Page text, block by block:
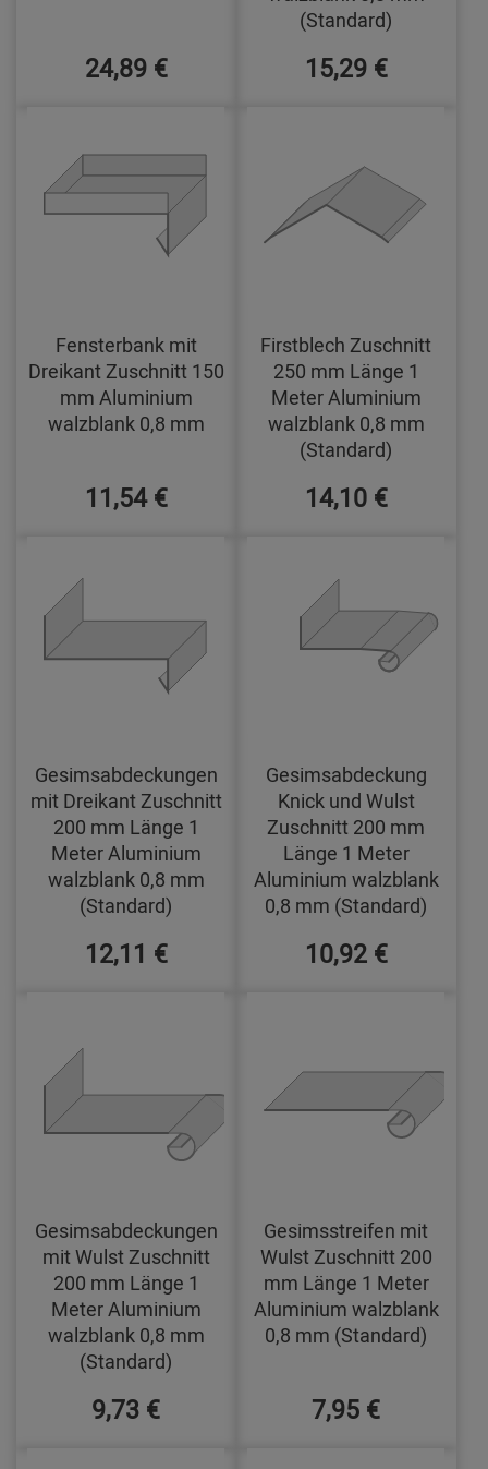
24,89 €
(Standard)
15,29 €
Fensterbank mit
Dreikant Zuschnitt 150
mm Aluminium
walzblank 0,8 mm
11,54 €
Firstblech Zuschnitt
250 mm Länge 1
Meter Aluminium
walzblank 0,8 mm
(Standard)
14,10 €
Gesimsabdeckungen
mit Dreikant Zuschnitt
200 mm Länge 1
Meter Aluminium
walzblank 0,8 mm
(Standard)
12,11 €
Gesimsabdeckung
Knick und Wulst
Zuschnitt 200 mm
Länge 1 Meter
Aluminium walzblank
0,8 mm (Standard)
10,92 €
Gesimsabdeckungen
mit Wulst Zuschnitt
200 mm Länge 1
Meter Aluminium
walzblank 0,8 mm
(Standard)
9,73 €
Gesimsstreifen mit
Wulst Zuschnitt 200
mm Länge 1 Meter
Aluminium walzblank
0,8 mm (Standard)
7,95 €